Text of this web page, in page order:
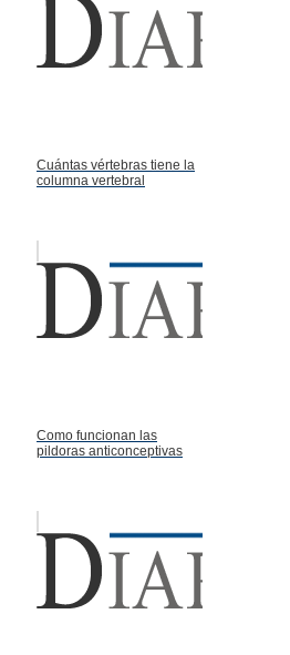
Cuántas vértebras tiene la
columna vertebral
Como funcionan las
pildoras anticonceptivas